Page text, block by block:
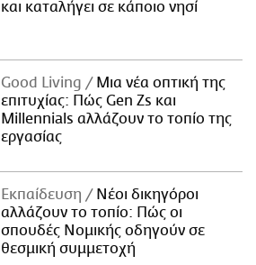
και καταλήγει σε κάποιο νησί
Good Living
Μια νέα οπτική της
επιτυχίας: Πώς Gen Zs και
Millennials αλλάζουν το τοπίο της
εργασίας
Εκπαίδευση
Νέοι δικηγόροι
αλλάζουν το τοπίο: Πώς οι
σπουδές Νομικής οδηγούν σε
θεσμική συμμετοχή